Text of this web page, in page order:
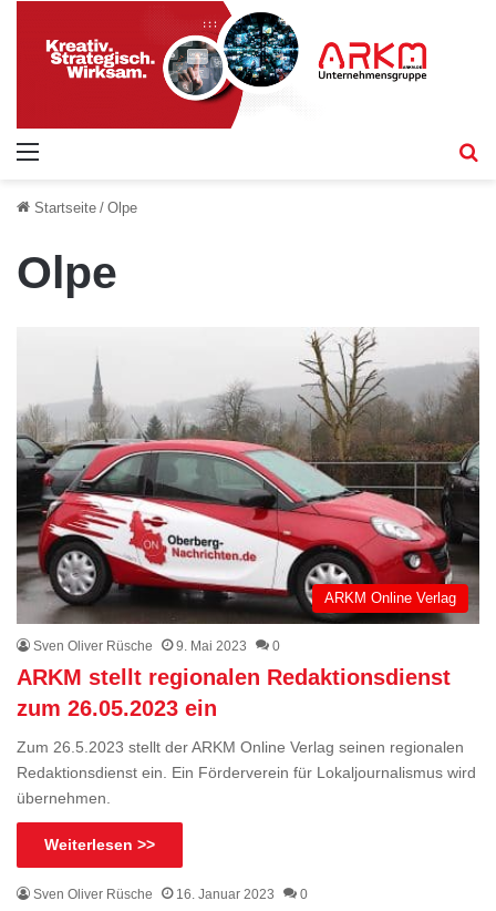
Startseite / Olpe
Olpe
ARKM Online Verlag
Sven Oliver Rüsche 9. Mai 2023 0
ARKM stellt regionalen Redaktionsdienst
zum 26.05.2023 ein
Zum 26.5.2023 stellt der ARKM Online Verlag seinen regionalen
Redaktionsdienst ein. Ein Förderverein für Lokaljournalismus wird
übernehmen.
Weiterlesen >>
Sven Oliver Rüsche 16. Januar 2023 0